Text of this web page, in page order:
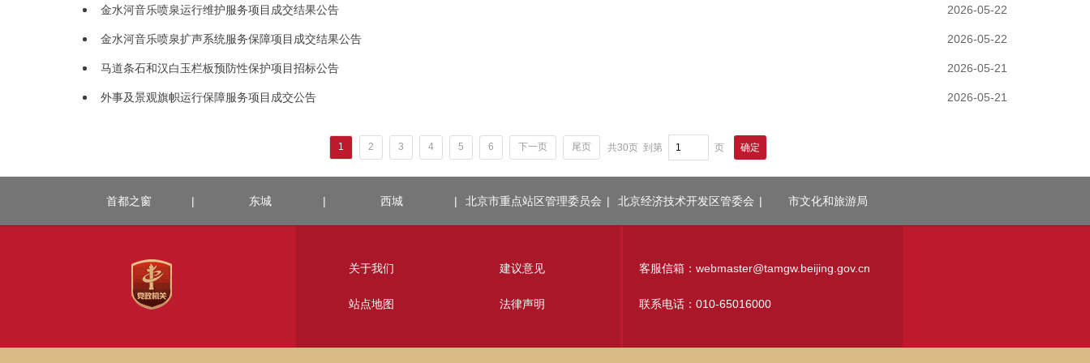
金水河音乐喷泉运行维护服务项目成交结果公告 2026-05-22
金水河音乐喷泉扩声系统服务保障项目成交结果公告 2026-05-22
马道条石和汉白玉栏板预防性保护项目招标公告 2026-05-21
外事及景观旗帜运行保障服务项目成交公告 2026-05-21
1 2 3 4 5 6 下一页 尾页 共30页 到第 页 确定
首都之窗 | 东城 | 西城 | 北京市重点站区管理委员会 | 北京经济技术开发区管委会 | 市文化和旅游局
关于我们 建议意见
站点地图 法律声明
客服信箱：webmaster@tamgw.beijing.gov.cn
联系电话：010-65016000